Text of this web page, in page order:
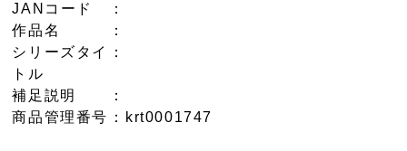
JANコード
：
作品名
：
シリーズタイ
トル
：
補足説明
：
商品管理番号 ：krt0001747